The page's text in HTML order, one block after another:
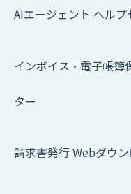
AIエージェント ヘルプ
インボイス・電子帳簿
ター
請求書発行 Webダウ